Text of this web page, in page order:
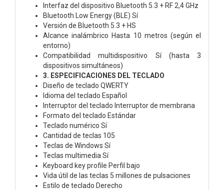
Interfaz del dispositivo Bluetooth 5.3 + RF 2,4 GHz
Bluetooth Low Energy (BLE) Sí
Versión de Bluetooth 5.3 + HS
Alcance inalámbrico Hasta 10 metros (según el
entorno)
Compatibilidad multidispositivo Sí (hasta 3
dispositivos simultáneos)
3. ESPECIFICACIONES DEL TECLADO
Diseño de teclado QWERTY
Idioma del teclado Español
Interruptor del teclado Interruptor de membrana
Formato del teclado Estándar
Teclado numérico Sí
Cantidad de teclas 105
Teclas de Windows Sí
Teclas multimedia Sí
Keyboard key profile Perfil bajo
Vida útil de las teclas 5 millones de pulsaciones
Estilo de teclado Derecho